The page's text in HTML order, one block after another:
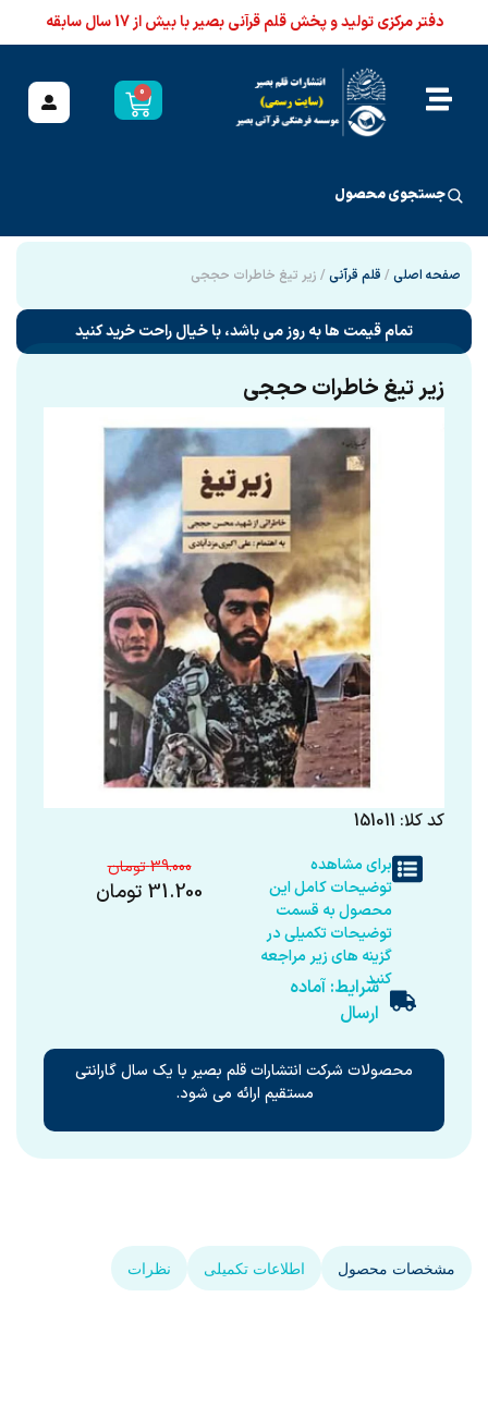
دفتر مرکزی تولید و پخش قلم قرآنی بصیر با بیش از 17 سال سابقه
0
جستجوی محصول
صفحه اصلی / قلم قرآنی / زیر تیغ خاطرات حججی
تمام قیمت ها به روز می باشد، با خیال راحت خرید کنید
زیر تیغ خاطرات حججی
کد کلا: 151011
برای مشاهده
توضیحات کامل این
محصول به قسمت
توضیحات تکمیلی در
گزینه های زیر مراجعه
کنیدشرایط: آماده
ارسال
39.000
31.200 تومان
محصولات شرکت انتشارات قلم بصیر با یک سال گارانتی
مستقیم ارائه می شود.
مشخصات محصول اطلاعات تکمیلی نظرات